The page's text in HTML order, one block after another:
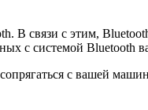
В связи с этим,
с системой Bluetooth
с вашей